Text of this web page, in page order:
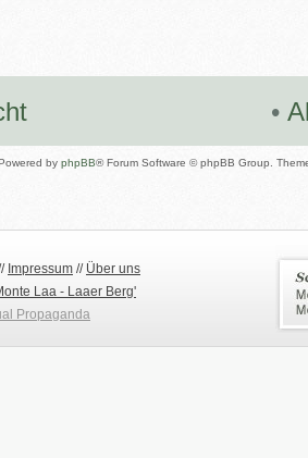
•
Powered by phpBB® Forum Software © phpBB Group.
Impressum // Über uns
Laa - Laaer Berg'
Propaganda